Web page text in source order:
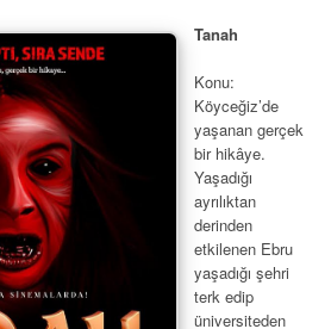
Tanah
Konu:
Köyceğiz’de
yaşanan gerçek
bir hikâye.
Yaşadığı
ayrılıktan
derinden
etkilenen Ebru
yaşadığı şehri
terk edip
üniversiteden